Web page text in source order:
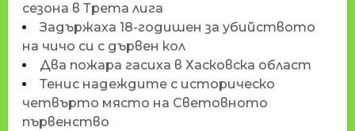
сезона в Трета лига
Задържаха 18-годишен за убийството
на чичо си с дървен кол
Два пожара гасиха в Хасковска област
Тенис надеждите с историческо
четвърто място на Световното
първенство